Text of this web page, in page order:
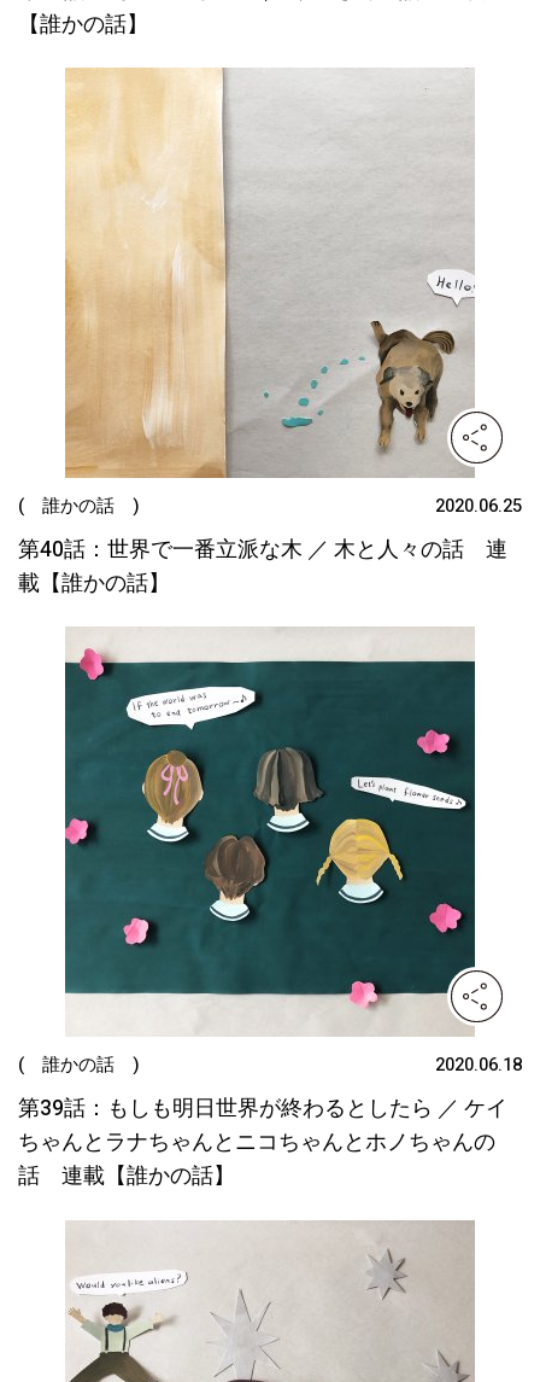
【誰かの話】
( 誰かの話 ) 2020.06.25
第40話：世界で一番立派な木 ／ 木と人々の話 連
載【誰かの話】
( 誰かの話 ) 2020.06.18
第39話：もしも明日世界が終わるとしたら ／ ケイ
ちゃんとラナちゃんとニコちゃんとホノちゃんの
話 連載【誰かの話】